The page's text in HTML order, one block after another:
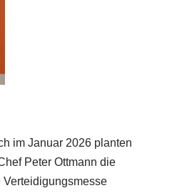
im Januar 2026 planten
Peter Ottmann die